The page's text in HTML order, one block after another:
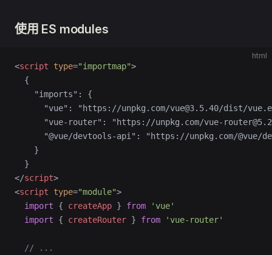
使用 ES modules
html
<script type="importmap">
  {
    "imports": {
"vue": "https://unpkg.com/vue@3.5.40/dist/
"vue-router": "https://unpkg.com/vue-
"@vue/devtools-api": "https://unpkg.com/@vue/
    }
  }
</script>
<script type="module">
  import
{ createApp } from 'vue'
  import
{ createRouter } from 'vue-router'
  // ...